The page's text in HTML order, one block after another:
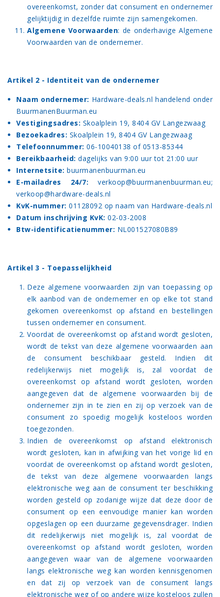
overeenkomst, zonder dat consument en ondernemer
gelijktijdig in dezelfde ruimte zijn samengekomen.
Algemene Voorwaarden: de onderhavige Algemene
Voorwaarden van de ondernemer.
Artikel 2 - Identiteit van de ondernemer
Naam ondernemer: Hardware-deals.nl handelend onder
BuurmanenBuurman.eu
Vestigingsadres: Skoalplein 19, 8404 GV Langezwaag
Bezoekadres: Skoalplein 19, 8404 GV Langezwaag
Telefoonnummer: 06-10040138 of 0513-85344
Bereikbaarheid: dagelijks van 9:00 uur tot 21:00 uur
Internetsite: buurmanenbuurman.eu
E-mailadres 24/7:
verkoop@buurmanenbuurman.eu;
verkoop@hardware-deals.nl
KvK-nummer: 01128092 op naam van Hardware-deals.nl
Datum inschrijving KvK: 02-03-2008
Btw-identificatienummer: NL001527080B89
Artikel 3 - Toepasselijkheid
Deze algemene voorwaarden zijn van toepassing op
elk aanbod van de ondernemer en op elke tot stand
gekomen overeenkomst op afstand en bestellingen
tussen ondernemer en consument.
Voordat de overeenkomst op afstand wordt gesloten,
wordt de tekst van deze algemene voorwaarden aan
de consument beschikbaar gesteld. Indien dit
redelijkerwijs niet mogelijk is, zal voordat de
overeenkomst op afstand wordt gesloten, worden
aangegeven dat de algemene voorwaarden bij de
ondernemer zijn in te zien en zij op verzoek van de
consument zo spoedig mogelijk kosteloos worden
toegezonden.
Indien de overeenkomst op afstand elektronisch
wordt gesloten, kan in afwijking van het vorige lid en
voordat de overeenkomst op afstand wordt gesloten,
de tekst van deze algemene voorwaarden langs
elektronische weg aan de consument ter beschikking
worden gesteld op zodanige wijze dat deze door de
consument op een eenvoudige manier kan worden
opgeslagen op een duurzame gegevensdrager. Indien
dit redelijkerwijs niet mogelijk is, zal voordat de
overeenkomst op afstand wordt gesloten, worden
aangegeven waar van de algemene voorwaarden
langs elektronische weg kan worden kennisgenomen
en dat zij op verzoek van de consument langs
elektronische weg of op andere wijze kosteloos zullen